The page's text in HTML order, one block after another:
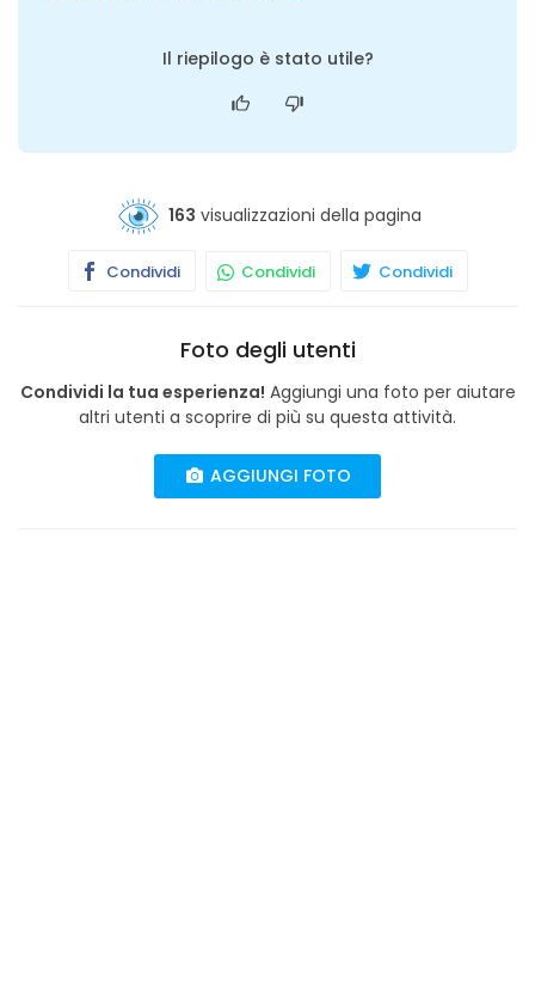
Il riepilogo è stato utile?
163 visualizzazioni della pagina
Condividi Condividi Condividi
Foto degli utenti
Condividi la tua esperienza! Aggiungi una foto per aiutare
altri utenti a scoprire di più su questa attività.
AGGIUNGI FOTO